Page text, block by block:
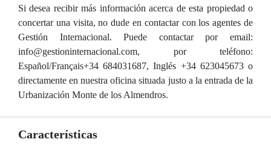
Si desea recibir más información acerca de esta propiedad o
concertar una visita, no dude en contactar con los agentes de
Gestión Internacional. Puede contactar por email:
info@gestioninternacional.com, por teléfono:
Español/Français+34 684031687, Inglés +34 623045673 o
directamente en nuestra oficina situada justo a la entrada de la
Urbanización Monte de los Almendros.
Características